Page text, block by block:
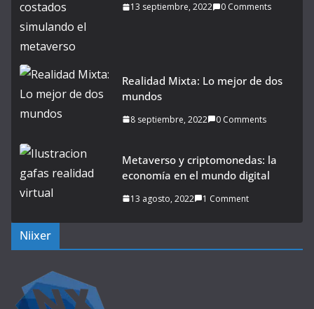
13 septiembre, 2022 0 Comments
Realidad Mixta: Lo mejor de dos
mundos
8 septiembre, 2022 0 Comments
Metaverso y criptomonedas: la
economía en el mundo digital
13 agosto, 2022 1 Comment
Niixer